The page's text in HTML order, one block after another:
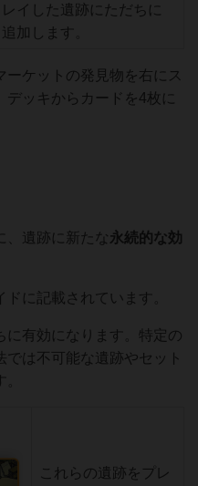
レイした遺跡にただちに
追加します。
ーケットの発見物を右にス
デッキからカードを4枚に
、遺跡に新たな永続的な効
に記載されています。
に有効になります。特定の
は不可能な遺跡やセット
これらの遺跡をプレ